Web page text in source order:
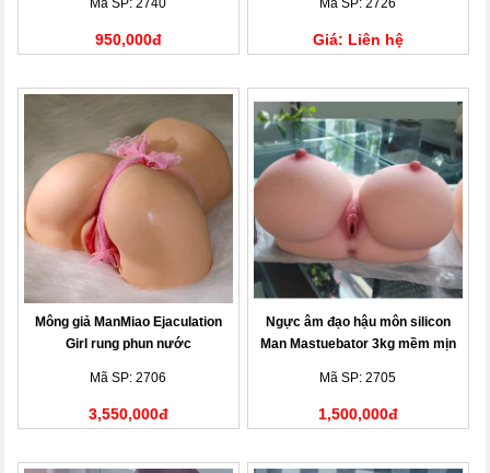
Mã SP: 2740
950,000đ
Mã SP: 2726
Giá: Liên hệ
Mông giả ManMiao Ejaculation
Girl rung phun nước
Mã SP: 2706
3,550,000đ
Ngực âm đạo hậu môn silicon
Man Mastuebator 3kg mềm mịn
Mã SP: 2705
1,500,000đ